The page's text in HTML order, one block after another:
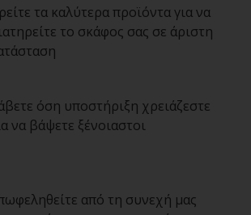
τα καλύτερα προϊόντα για να
το σκάφος σας σε άριστη
όση υποστήριξη χρειάζεστε
να βάψετε ξένοιαστοι
από τη συνεχή μας